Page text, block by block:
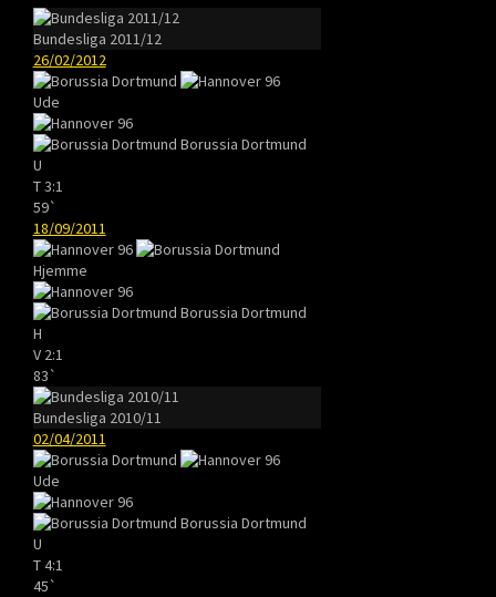
Bundesliga 2011/12
26/02/2012
Ude
Borussia Dortmund
U
T3:1
59`
18/09/2011
Hjemme
Borussia Dortmund
H
V 2:1
83`
Bundesliga 2010/11
02/04/2011
Ude
Borussia Dortmund
U
T4:1
45`